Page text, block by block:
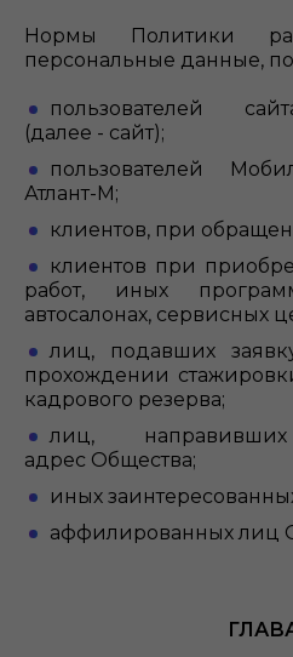
Нормы Политики
персональные данные,
пользователей
(далее - сайт);
пользователей
Атлант-М;
клиентов, при
клиентов при
работ, иных
автосалонах, сервисных
лиц, подавших
прохождении
кадрового резерва;
лиц,
адрес Общества;
иных
аффилированных лиц